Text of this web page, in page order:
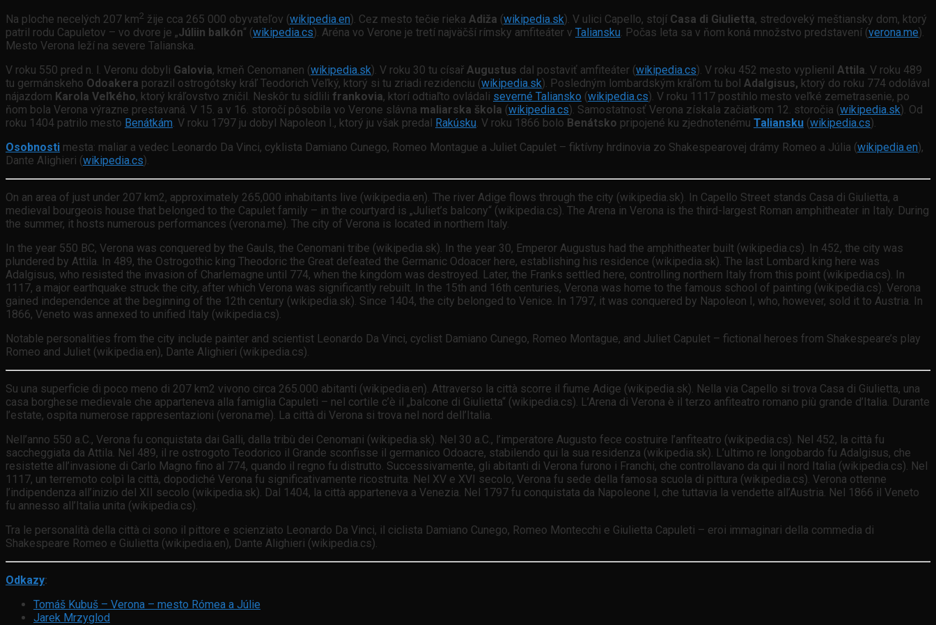
Na ploche necelých 207 km2 žije cca 265 000 obyvateľov (wikipedia.en). Cez mesto tečie rieka Adiža (wikipedia.sk). V ulici Capello, stojí Casa di Giulietta, stredoveký meštiansky dom, ktorý
patril rodu Capuletov – vo dvore je „Júliin balkón“ (wikipedia.cs). Aréna vo Verone je tretí najväčší rímsky amfiteáter v Taliansku. Počas leta sa v ňom koná množstvo predstavení (verona.me).
Mesto Verona leží na severe Talianska.
V roku 550 pred n. l. Veronu dobyli Galovia, kmeň Cenomanen (wikipedia.sk). V roku 30 tu císař Augustus dal postaviť amfiteáter (wikipedia.cs). V roku 452 mesto vyplienil Attila. V roku 489
tu germánskeho Odoakera porazil ostrogótsky kráľ Teodorich Veľký, ktorý si tu zriadi rezidenciu (wikipedia.sk). Posledným lombardským kráľom tu bol Adalgisus, ktorý do roku 774 odolával
nájazdom Karola Veľkého, ktorý kráľovstvo zničil. Neskôr tu sídlili frankovia, ktorí odtiaľto ovládali severné Taliansko (wikipedia.cs). V roku 1117 postihlo mesto veľké zemetrasenie, po
ňom bola Verona výrazne prestavaná. V 15. a v 16. storočí pôsobila vo Verone slávna maliarska škola (wikipedia.cs). Samostatnosť Verona získala začiatkom 12. storočia (wikipedia.sk). Od
roku 1404 patrilo mesto Benátkám. V roku 1797 ju dobyl Napoleon I., ktorý ju však predal Rakúsku. V roku 1866 bolo Benátsko pripojené ku zjednotenému Taliansku (wikipedia.cs).
Osobnosti mesta: maliar a vedec Leonardo Da Vinci, cyklista Damiano Cunego, Romeo Montague a Juliet Capulet – fiktívny hrdinovia zo Shakespearovej drámy Romeo a Júlia (wikipedia.en),
Dante Alighieri (wikipedia.cs).
On an area of just under 207 km2, approximately 265,000 inhabitants live (wikipedia.en). The river Adige flows through the city (wikipedia.sk). In Capello Street stands Casa di Giulietta, a
medieval bourgeois house that belonged to the Capulet family – in the courtyard is „Juliet’s balcony“ (wikipedia.cs). The Arena in Verona is the third-largest Roman amphitheater in Italy. During
the summer, it hosts numerous performances (verona.me). The city of Verona is located in northern Italy.
In the year 550 BC, Verona was conquered by the Gauls, the Cenomani tribe (wikipedia.sk). In the year 30, Emperor Augustus had the amphitheater built (wikipedia.cs). In 452, the city was
plundered by Attila. In 489, the Ostrogothic king Theodoric the Great defeated the Germanic Odoacer here, establishing his residence (wikipedia.sk). The last Lombard king here was
Adalgisus, who resisted the invasion of Charlemagne until 774, when the kingdom was destroyed. Later, the Franks settled here, controlling northern Italy from this point (wikipedia.cs). In
1117, a major earthquake struck the city, after which Verona was significantly rebuilt. In the 15th and 16th centuries, Verona was home to the famous school of painting (wikipedia.cs). Verona
gained independence at the beginning of the 12th century (wikipedia.sk). Since 1404, the city belonged to Venice. In 1797, it was conquered by Napoleon I, who, however, sold it to Austria. In
1866, Veneto was annexed to unified Italy (wikipedia.cs).
Notable personalities from the city include painter and scientist Leonardo Da Vinci, cyclist Damiano Cunego, Romeo Montague, and Juliet Capulet – fictional heroes from Shakespeare’s play
Romeo and Juliet (wikipedia.en), Dante Alighieri (wikipedia.cs).
Su una superficie di poco meno di 207 km2 vivono circa 265.000 abitanti (wikipedia.en). Attraverso la città scorre il fiume Adige (wikipedia.sk). Nella via Capello si trova Casa di Giulietta, una
casa borghese medievale che apparteneva alla famiglia Capuleti – nel cortile c’è il „balcone di Giulietta“ (wikipedia.cs). L’Arena di Verona è il terzo anfiteatro romano più grande d’Italia. Durante
l’estate, ospita numerose rappresentazioni (verona.me). La città di Verona si trova nel nord dell’Italia.
Nell’anno 550 a.C., Verona fu conquistata dai Galli, dalla tribù dei Cenomani (wikipedia.sk). Nel 30 a.C., l’imperatore Augusto fece costruire l’anfiteatro (wikipedia.cs). Nel 452, la città fu
saccheggiata da Attila. Nel 489, il re ostrogoto Teodorico il Grande sconfisse il germanico Odoacre, stabilendo qui la sua residenza (wikipedia.sk). L’ultimo re longobardo fu Adalgisus, che
resistette all’invasione di Carlo Magno fino al 774, quando il regno fu distrutto. Successivamente, gli abitanti di Verona furono i Franchi, che controllavano da qui il nord Italia (wikipedia.cs). Nel
1117, un terremoto colpì la città, dopodiché Verona fu significativamente ricostruita. Nel XV e XVI secolo, Verona fu sede della famosa scuola di pittura (wikipedia.cs). Verona ottenne
l’indipendenza all’inizio del XII secolo (wikipedia.sk). Dal 1404, la città apparteneva a Venezia. Nel 1797 fu conquistata da Napoleone I, che tuttavia la vendette all’Austria. Nel 1866 il Veneto
fu annesso all’Italia unita (wikipedia.cs).
Tra le personalità della città ci sono il pittore e scienziato Leonardo Da Vinci, il ciclista Damiano Cunego, Romeo Montecchi e Giulietta Capuleti – eroi immaginari della commedia di
Shakespeare Romeo e Giulietta (wikipedia.en), Dante Alighieri (wikipedia.cs).
Odkazy:
Tomáš Kubuš – Verona – mesto Rómea a Júlie
Jarek Mrzyglod